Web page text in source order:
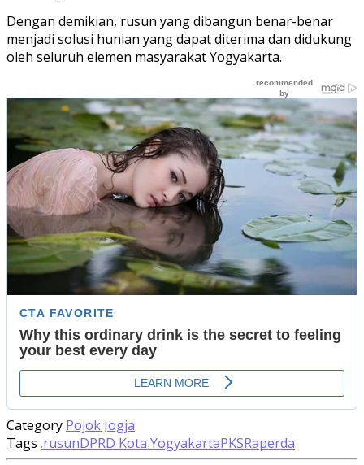
Dengan demikian, rusun yang dibangun benar-benar
menjadi solusi hunian yang dapat diterima dan didukung
oleh seluruh elemen masyarakat Yogyakarta.
Category Pojok Jogja
Tags .rusunDPRD Kota YogyakartaPKSRaperda